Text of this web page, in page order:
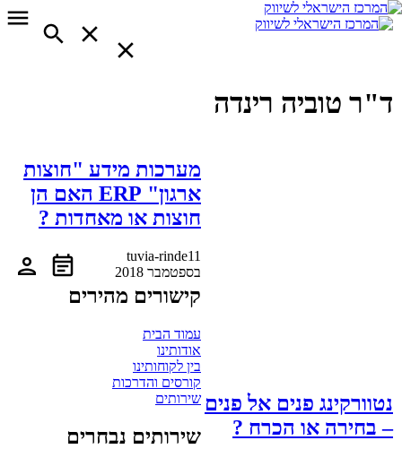
ד"ר טוביה רינדה
מערכות מידע "חוצות
ארגון" ERP האם הן
חוצות או מאחדות ?
tuvia-rinde11
בספטמבר 2018
נטוורקינג פנים אל פנים
– בחירה או הכרח ?
קישורים מהירים
עמוד הבית
אודותינו
בין לקוחותינו
קורסים והדרכות
שירותים
שירותים נבחרים